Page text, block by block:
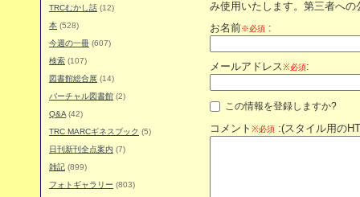
TRCむかし話 (12)
本 (528)
今週の一冊 (607)
検索 (107)
図書館総合展 (14)
バーチャル図書館 (2)
Q&A (42)
TRC MARCギネスブック (5)
日刊新刊全点案内 (7)
雑記 (899)
フォトギャラリー (803)
み使用いたします。第三者へ
お名前※必須 :
メールアドレス※必須:
この情報を登録しますか?
コメント ※必須 :(スタイル用の